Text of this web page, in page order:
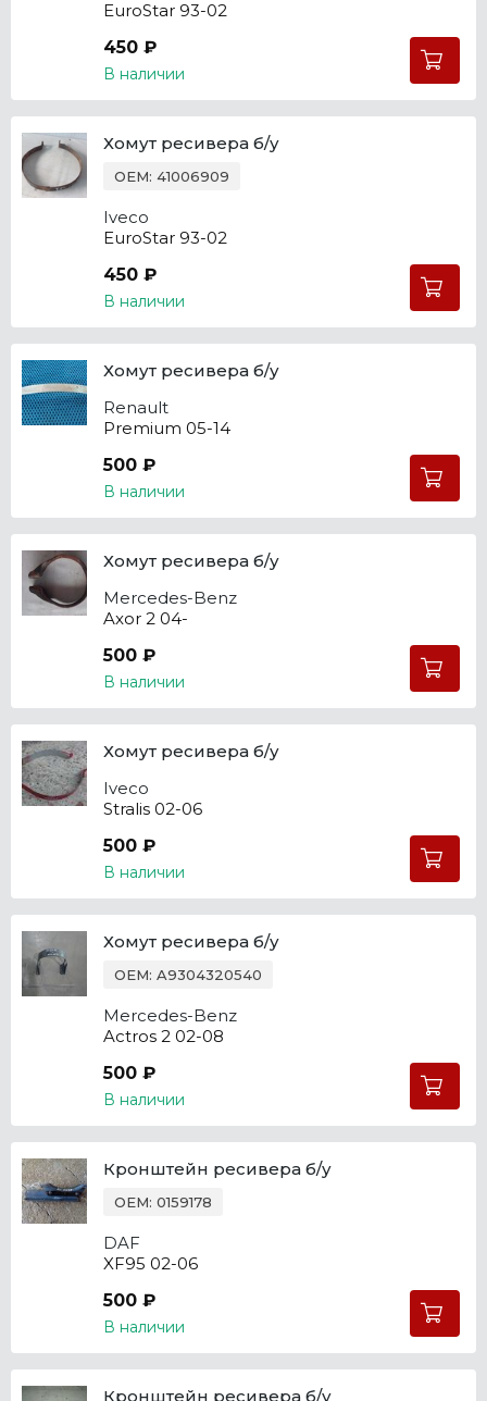
EuroStar 93-02
450 ₽
В наличии
Хомут ресивера б/у
OEM: 41006909
Iveco
EuroStar 93-02
450 ₽
В наличии
Хомут ресивера б/у
Renault
Premium 05-14
500 ₽
В наличии
Хомут ресивера б/у
Mercedes-Benz
Axor 2 04-
500 ₽
В наличии
Хомут ресивера б/у
Iveco
Stralis 02-06
500 ₽
В наличии
Хомут ресивера б/у
OEM: A9304320540
Mercedes-Benz
Actros 2 02-08
500 ₽
В наличии
Кронштейн ресивера б/у
OEM: 0159178
DAF
XF95 02-06
500 ₽
В наличии
Кронштейн ресивера б/у